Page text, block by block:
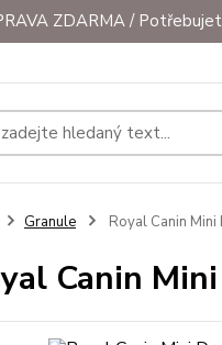
ZDARMA /
Granule Royal Canin
Canin